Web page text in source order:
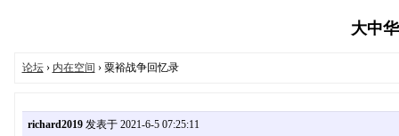
大中
论坛› 内在空间 › 粟裕战争回忆录
richard2019发表于 2021-6-5 07:25:11